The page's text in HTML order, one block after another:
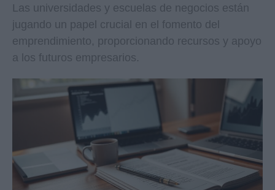
Las universidades y escuelas de negocios están
jugando un papel crucial en el fomento del
emprendimiento, proporcionando recursos y apoyo
a los futuros empresarios.